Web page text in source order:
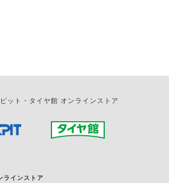
ット・タイヤ館 オンラインストア
ラインストア